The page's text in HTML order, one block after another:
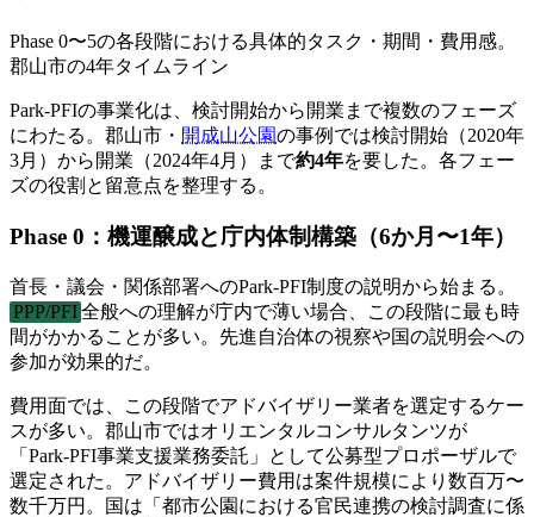
Phase 0〜5の各段階における具体的タスク・期間・費用感。
郡山市の4年タイムライン
Park-PFIの事業化は、検討開始から開業まで複数のフェーズ
にわたる。郡山市・ 開成山公園の事例では検討開始（2020年
3月）から開業（2024年4月）まで約4年を要した。各フェー
ズの役割と留意点を整理する。
Phase 0：機運醸成と庁内体制構築（6か月〜1年）
首長・議会・関係部署へのPark-PFI制度の説明から始まる。
PPP/PFI全般への理解が庁内で薄い場合、この段階に最も時
間がかかることが多い。先進自治体の視察や国の説明会への
参加が効果的だ。
費用面では、この段階でアドバイザリー業者を選定するケー
スが多い。郡山市ではオリエンタルコンサルタンツが
「Park-PFI事業支援業務委託」として公募型プロポーザルで
選定された。アドバイザリー費用は案件規模により数百万〜
数千万円。国は「都市公園における官民連携の検討調査に係